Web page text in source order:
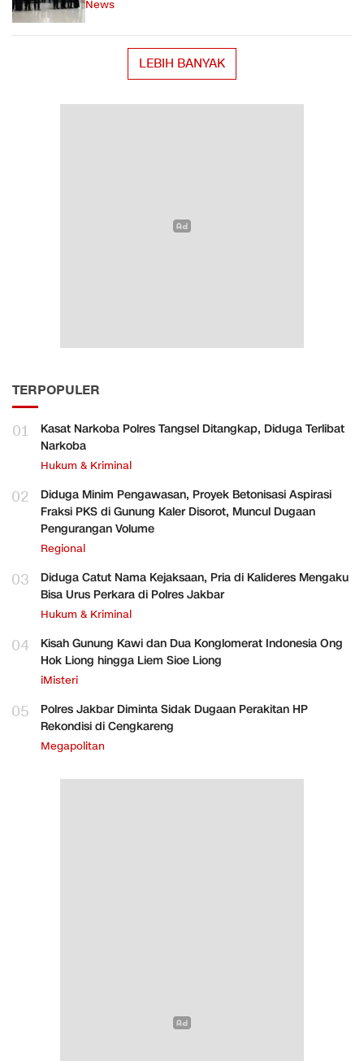
News
LEBIH BANYAK
TERPOPULER
01
Kasat Narkoba Polres Tangsel Ditangkap, Diduga Terlibat
Narkoba
Hukum & Kriminal
02
Diduga Minim Pengawasan, Proyek Betonisasi Aspirasi
Fraksi PKS di Gunung Kaler Disorot, Muncul Dugaan
Pengurangan Volume
Regional
03
Diduga Catut Nama Kejaksaan, Pria di Kalideres Mengaku
Bisa Urus Perkara di Polres Jakbar
Hukum & Kriminal
04
Kisah Gunung Kawi dan Dua Konglomerat Indonesia Ong
Hok Liong hingga Liem Sioe Liong
iMisteri
05
Polres Jakbar Diminta Sidak Dugaan Perakitan HP
Rekondisi di Cengkareng
Megapolitan